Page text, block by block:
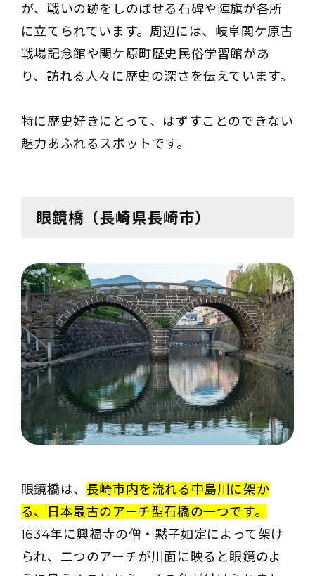
が、戦いの跡をしのばせる石碑や陣旗が各所
に立てられています。周辺には、岐阜関ケ原古
戦場記念館や関ケ原町歴史民俗学習館があ
り、訪れる人々に歴史の深さを伝えています。
特に歴史好きにとって、はずすことのできない
魅力あふれるスポットです。
眼鏡橋（長崎県長崎市）
眼鏡橋は、 長崎市内を流れる中島川に架か
る、日本最古のアーチ型石橋の一つです。
1634年に興福寺の僧・黙子如定によって架け
られ、二つのアーチが川面に映ると眼鏡のよ